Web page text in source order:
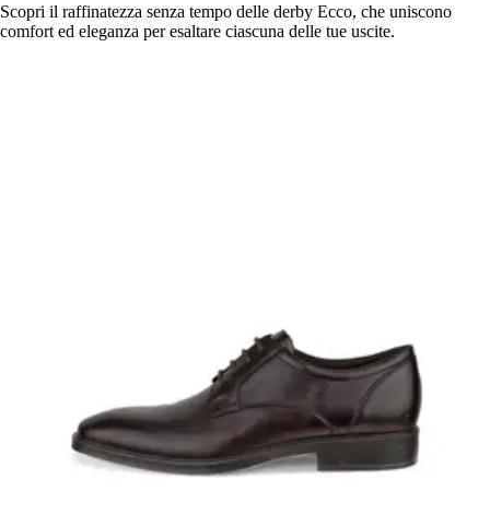
Scopri il raffinatezza senza tempo delle derby Ecco, che uniscono
comfort ed eleganza per esaltare ciascuna delle tue uscite.